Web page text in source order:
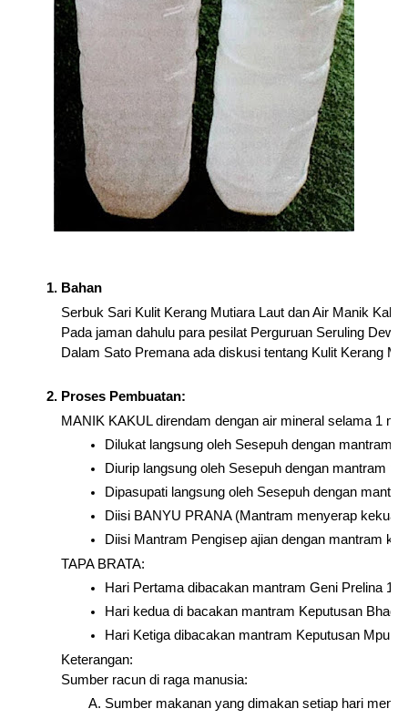
Bahan
Serbuk Sari Kulit Kerang Mutiara Laut dan Air Manik Kakul
Pada jaman dahulu para pesilat Perguruan Seruling
Dalam Sato Premana ada diskusi tentang Kulit Kerang
Proses Pembuatan:
MANIK KAKUL direndam dengan air mineral selama 1
Dilukat langsung oleh Sesepuh dengan mantram
Diurip langsung oleh Sesepuh dengan mantram
Dipasupati langsung oleh Sesepuh dengan
Diisi BANYU PRANA (Mantram menyerap
Diisi Mantram Pengisep ajian dengan mantram
TAPA BRATA:
Hari Pertama dibacakan mantram Geni Prelina
Hari kedua di bacakan mantram Keputusan
Hari Ketiga dibacakan mantram Keputusan Mpu
Keterangan:
Sumber racun di raga manusia:
Sumber makanan yang dimakan setiap hari